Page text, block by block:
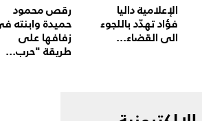
الإعلامية داليا
فؤاد تهدّد باللجوء
الى القضاء...
رقص محمود
حميدة وابنته
زفافها على
طريقة "حرب...